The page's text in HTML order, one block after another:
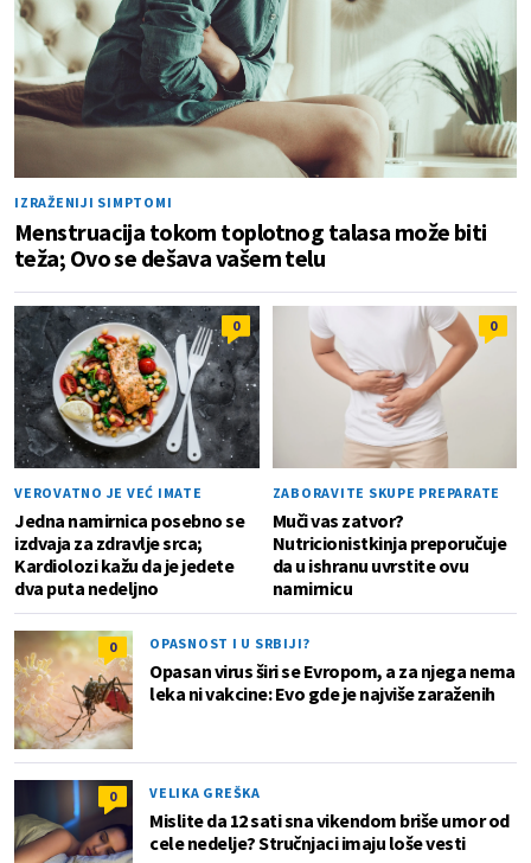
IZRAŽENIJI SIMPTOMI
Menstruacija tokom toplotnog talasa može biti
teža; Ovo se dešava vašem telu
0
VEROVATNO JE VEĆ IMATE
Jedna namirnica posebno se
izdvaja za zdravlje srca;
Kardiolozi kažu da je jedete
dva puta nedeljno
0
ZABORAVITE SKUPE PREPARATE
Muči vas zatvor?
Nutricionistkinja preporučuje
da u ishranu uvrstite ovu
namirnicu
0 OPASNOST I U SRBIJI?
Opasan virus širi se Evropom, a za njega nema
leka ni vakcine: Evo gde je najviše zaraženih
0 VELIKA GREŠKA
Mislite da 12 sati sna vikendom briše umor od
cele nedelje? Stručnjaci imaju loše vesti